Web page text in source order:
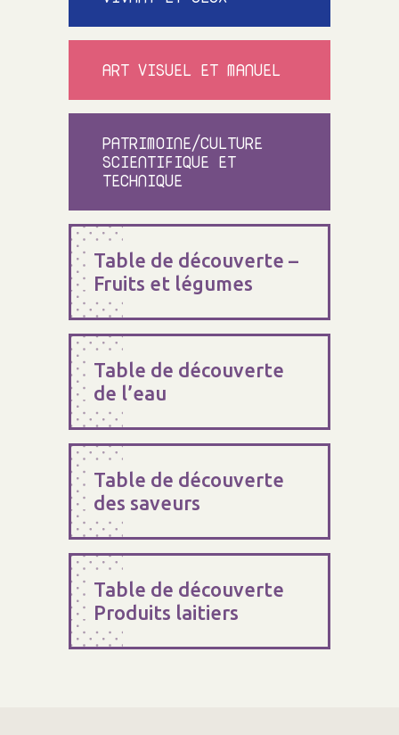
ART VISUEL ET MANUEL
PATRIMOINE/CULTURE
SCIENTIFIQUE ET
TECHNIQUE
Table de découverte –
Fruits et légumes
Table de découverte
de l’eau
Table de découverte
des saveurs
Table de découverte
Produits laitiers